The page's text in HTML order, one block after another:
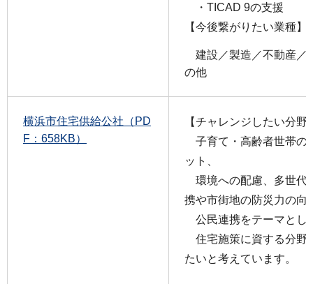
・TICAD 9の支援
【今後繋がりたい業種】
建設／製造／不動産／
の他
横浜市住宅供給公社（PD
F：658KB）
【チャレンジしたい分野
子育て・高齢者世帯の
ット、
環境への配慮、多世代
携や市街地の防災力の向
公民連携をテーマとし
住宅施策に資する分野
たいと考えています。